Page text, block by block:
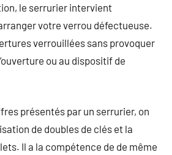
le serrurier intervient
votre verrou défectueuse.
verrouillées sans provoquer
ou au dispositif de
présentés par un serrurier, on
de doubles de clés et la
Il a la compétence de de même